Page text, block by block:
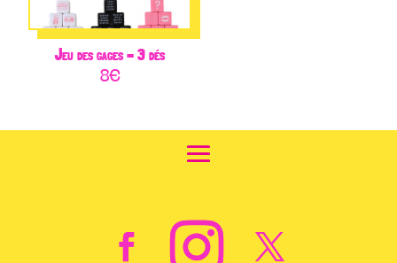
Jeu des gages – 3 dés
8€